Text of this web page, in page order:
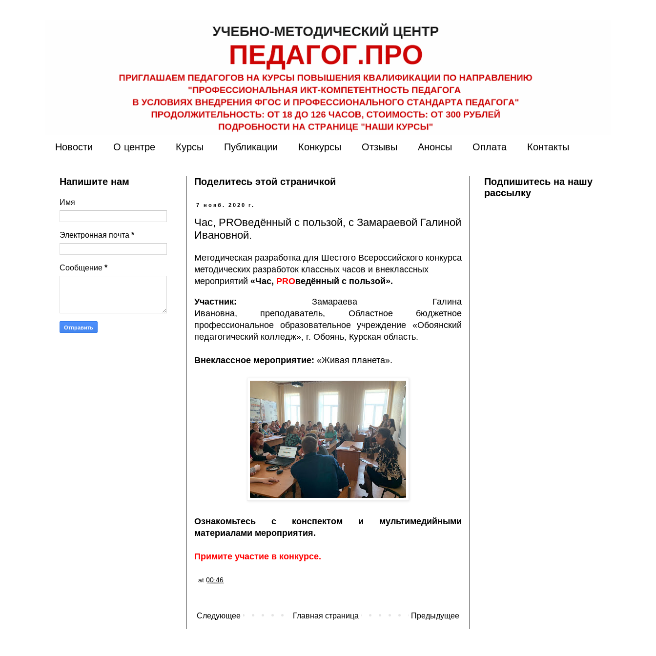
Новости О центре Курсы Публикации Конкурсы Отзывы Анонсы Оплата Контакты
Поделитесь этой страничкой
7 нояб. 2020 г.
Час, PROведённый с пользой, с Замараевой Галиной
Ивановной.
Методическая разработка для Шестого Всероссийского конкурса
методических разработок классных часов и внеклассных
мероприятий «Час, PROведённый с пользой».
Участник: Замараева Галина
Ивановна, преподаватель, Областное бюджетное
профессиональное образовательное учреждение «Обоянский
педагогический колледж», г. Обоянь, Курская область.
Внеклассное мероприятие: «Живая планета».
Ознакомьтесь с конспектом и мультимедийными
материалами мероприятия.
Примите участие в конкурсе.
at 00:46
Следующее Предыдущее
Главная страница
Напишите нам
Имя
Электронная почта *
Сообщение *
Подпишитесь на нашу
рассылку